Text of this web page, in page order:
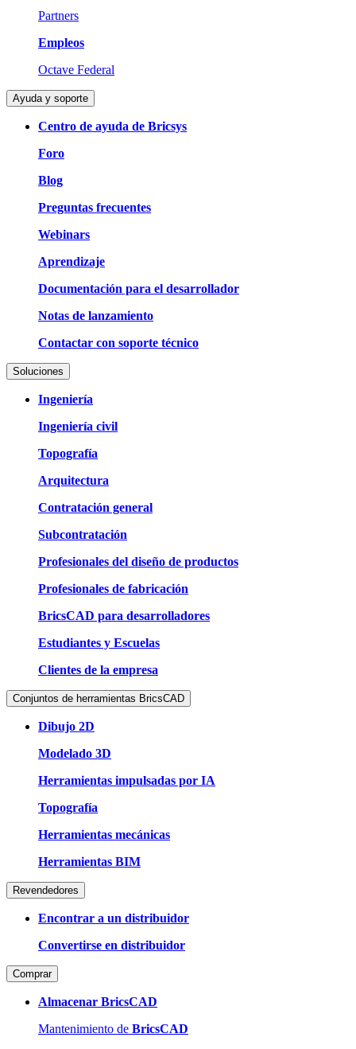
Partners
Empleos
Octave Federal
Ayuda y soporte
Centro de ayuda de Bricsys
Foro
Blog
Preguntas frecuentes
Webinars
Aprendizaje
Documentación para el desarrollador
Notas de lanzamiento
Contactar con soporte técnico
Soluciones
Ingeniería
Ingeniería civil
Topografía
Arquitectura
Contratación general
Subcontratación
Profesionales del diseño de productos
Profesionales de fabricación
BricsCAD para desarrolladores
Estudiantes y Escuelas
Clientes de la empresa
Conjuntos de herramientas BricsCAD
Dibujo 2D
Modelado 3D
Herramientas impulsadas por IA
Topografía
Herramientas mecánicas
Herramientas BIM
Revendedores
Encontrar a un distribuidor
Convertirse en distribuidor
Comprar
Almacenar BricsCAD
Mantenimiento de BricsCAD